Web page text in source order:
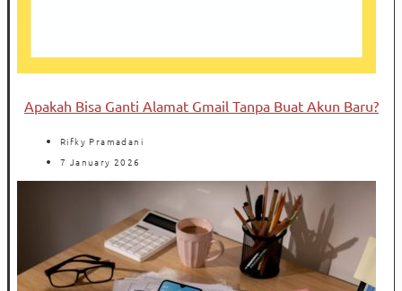
Apakah Bisa Ganti Alamat Gmail Tanpa Buat Akun Baru?
Rifky Pramadani
7 January 2026